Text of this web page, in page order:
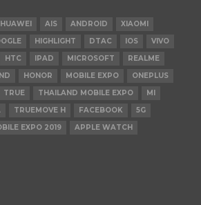
HUAWEI AIS ANDROID
XIAOMI
HIGHLIGHT DTAC IOS
VIVO
HTC IPAD MICROSOFT
REALME
HONOR MOBILE EXPO
ONEPLUS
TRUE THAILAND MOBILE EXPO
MI
TRUEMOVE H FACEBOOK
5G
EXPO 2019
APPLE WATCH